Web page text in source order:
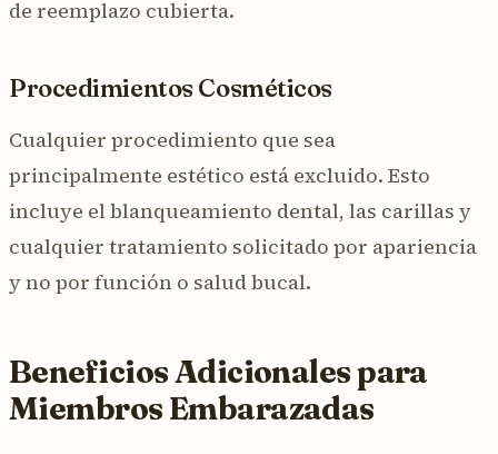
de reemplazo cubierta.
Procedimientos Cosméticos
Cualquier procedimiento que sea
principalmente estético está excluido. Esto
incluye el blanqueamiento dental, las carillas y
cualquier tratamiento solicitado por apariencia
y no por función o salud bucal.
Beneficios Adicionales para
Miembros Embarazadas